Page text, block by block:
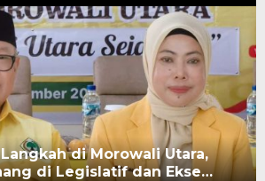
di Morowali Utara,
di Legislatif dan Ekse…